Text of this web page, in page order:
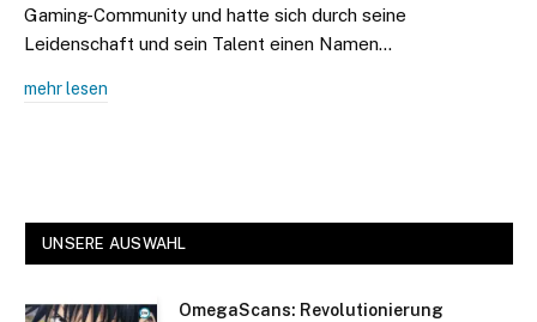
Gaming-Community und hatte sich durch seine
Leidenschaft und sein Talent einen Namen…
mehr lesen
UNSERE AUSWAHL
OmegaScans: Revolutionierung